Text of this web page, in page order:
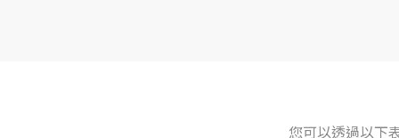
您可以透過以下